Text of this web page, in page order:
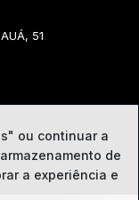
51
ou continuar a
armazenamento de
a experiência e